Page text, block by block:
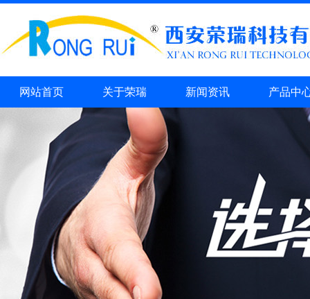
网站首页 关于荣瑞 新闻资讯 产品中